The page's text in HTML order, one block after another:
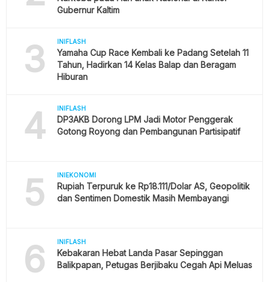
Gubernur Kaltim
3 INIFLASH
Yamaha Cup Race Kembali ke Padang Setelah 11
Tahun, Hadirkan 14 Kelas Balap dan Beragam
Hiburan
4 INIFLASH
DP3AKB Dorong LPM Jadi Motor Penggerak
Gotong Royong dan Pembangunan Partisipatif
5 INIEKONOMI
Rupiah Terpuruk ke Rp18.111/Dolar AS, Geopolitik
dan Sentimen Domestik Masih Membayangi
6 INIFLASH
Kebakaran Hebat Landa Pasar Sepinggan
Balikpapan, Petugas Berjibaku Cegah Api Meluas